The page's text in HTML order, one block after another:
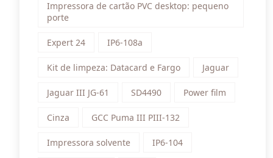
Impressora de cartão PVC desktop: pequeno
porte
Expert 24 IP6-108a
Kit de limpeza: Datacard e Fargo Jaguar
Jaguar III JG-61 SD4490 Power film
Cinza GCC Puma III PIII-132
Impressora solvente IP6-104